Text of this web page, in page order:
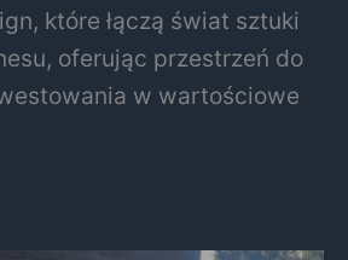
które łączą świat sztuki
oferując przestrzeń do
w wartościowe